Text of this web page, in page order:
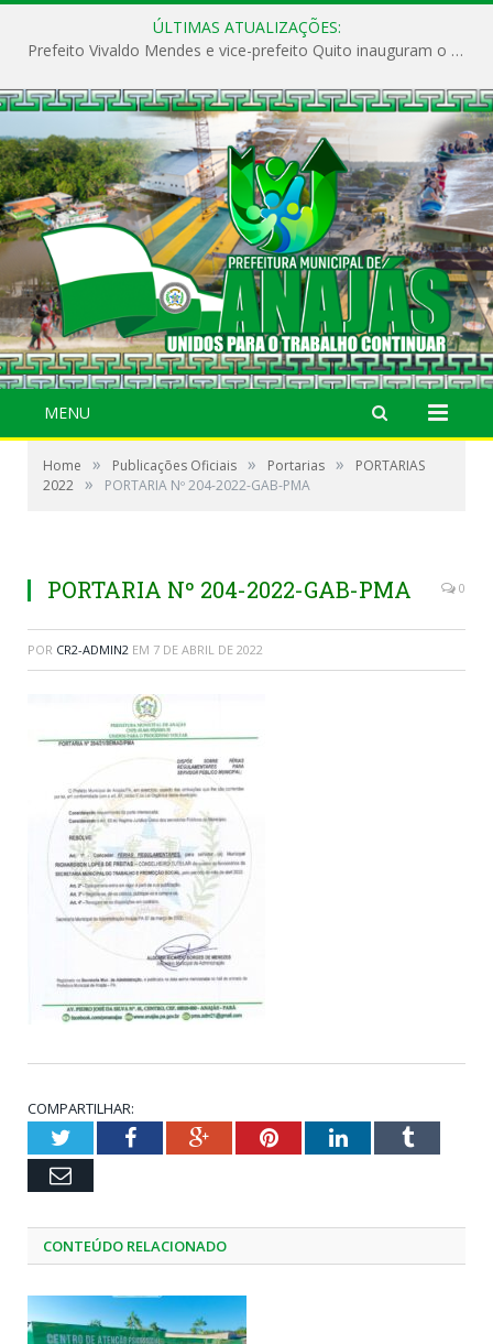
ÚLTIMAS ATUALIZAÇÕES:
Prefeito Vivaldo Mendes e vice-prefeito Quito inauguram o CAPS e fortalecem a saúde pública em Anajás.
MENU
Home » Publicações Oficiais » Portarias »
PORTARIAS
2022 » PORTARIA Nº 204-2022-GAB-PMA
PORTARIA Nº 204-2022-GAB-PMA 0
POR CR2-ADMIN2 EM 7 DE ABRIL DE 2022
COMPARTILHAR:
TwitterFacebookGoogle+PinterestLinkedInTumblr
Email
CONTEÚDO RELACIONADO